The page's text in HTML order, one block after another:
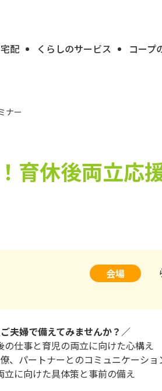
宅配 くらしのサービス コープ
ナー
育休後両立応
会場
夫婦で備えてみませんか？／
の仕事と育児の両立に向けた心構え
、パートナーとのコミュニケーショ
立に向けた具体策と事前の備え